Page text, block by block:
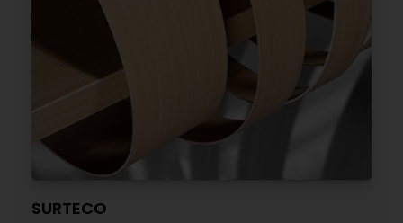
SURTECO